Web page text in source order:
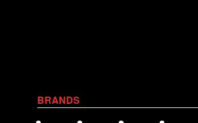
BRANDS